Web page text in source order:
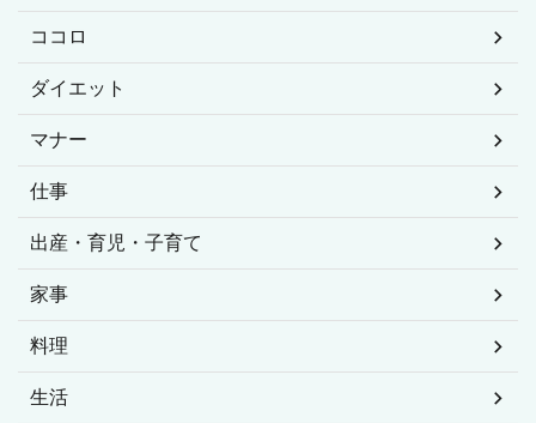
人気記事
まだデータがありません。
カテゴリー